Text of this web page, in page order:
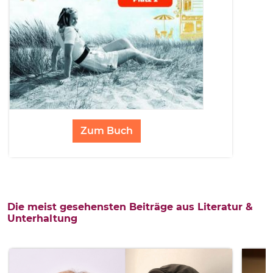
Zum Buch
Die meist gesehensten Beiträge aus Literatur &
Unterhaltung